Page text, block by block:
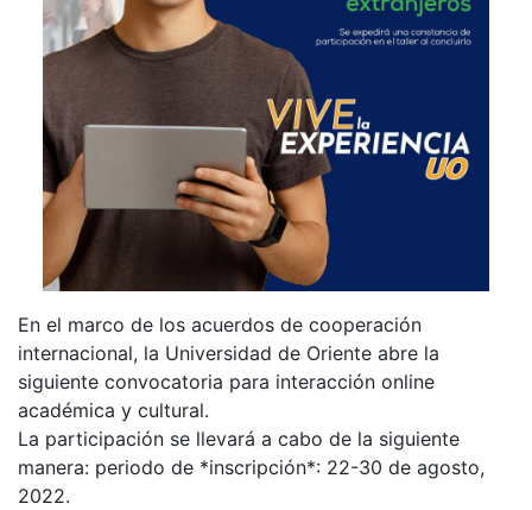
En el marco de los acuerdos de cooperación
internacional, la Universidad de Oriente abre la
siguiente convocatoria para interacción online
académica y cultural.
La participación se llevará a cabo de la siguiente
manera: periodo de *inscripción*: 22-30 de agosto,
2022.